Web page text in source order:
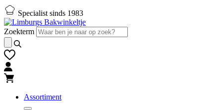
Naar
hoofd-
inhoud
gaan
Naar
footer
gaan
Specialist sinds 1983
Zoekterm
Assortiment